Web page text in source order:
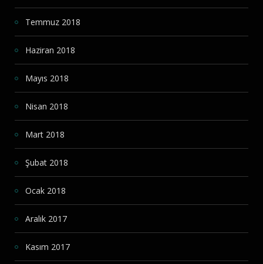
Temmuz 2018
Haziran 2018
Mayıs 2018
Nisan 2018
Mart 2018
Şubat 2018
Ocak 2018
Aralık 2017
Kasım 2017